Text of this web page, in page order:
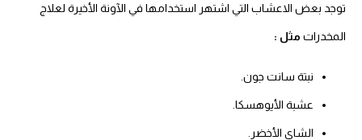
توجد بعض الاعشاب التي اشتهر استخدامها في الآونة الأخيرة لعلاج
المخدراتمثل :
نبتة سانت جون.
عشبة الأيوهسكا.
الشاي الأخضر.